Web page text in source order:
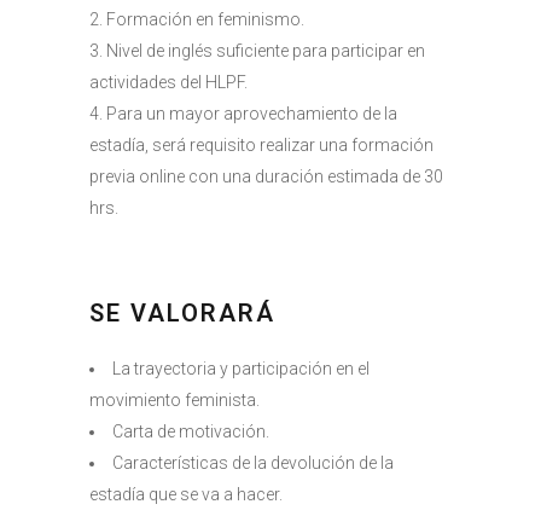
Formación en feminismo.
Nivel de inglés suficiente para participar en
actividades del HLPF.
Para un mayor aprovechamiento de la
estadía, será requisito realizar una formación
previa online con una duración estimada de 30
hrs.
SE VALORARÁ
La trayectoria y participación en el
movimiento feminista.
Carta de motivación.
Características de la devolución de la
estadía que se va a hacer.